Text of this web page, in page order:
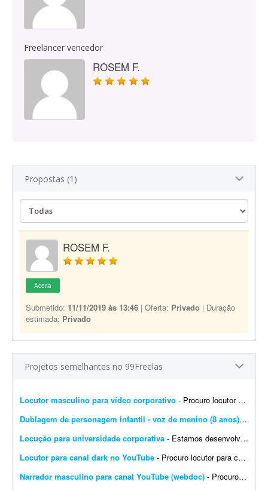
Freelancer vencedor
ROSEM F.
Propostas (1)
ROSEM F.
Aceita
Submetido: 11/11/2019 às 13:46 | Oferta: Privado | Duração
estimada: Privado
Projetos semelhantes no 99Freelas
Locutor masculino para vídeo corporativo - Procuro locutor profissional com voz masculina, madura, segura e natural para a locução de um vídeo corporativo de aproximadamente 7 a 10 minutos. O roteiro será fornec...
Dublagem de personagem infantil - voz de menino (8 anos)
- Olá,
Locução para universidade corporativa - Estamos desenvolvendo a Universidade Corporativa da Jovem Valor, uma plataforma de capacitação interna criada para padronizar o conhecimento, fortalecer a cultura organizacional e gar...
Locutor para canal dark no YouTube - Procuro locutor para canal YouTube (webdoc). Áudio de 8 a 13 minutos. Frequência: 1 áudio por semana. Trabalho contínuo para vídeos com tom dark e narrativa docume...
Narrador masculino para canal YouTube (webdoc) - Procuro narrador para canal YouTube (webdoc). - Áudio de 8 a 13 minutos. - 1 áudio por semana. - Voz: masculina. Vamos trabalhar juntos?